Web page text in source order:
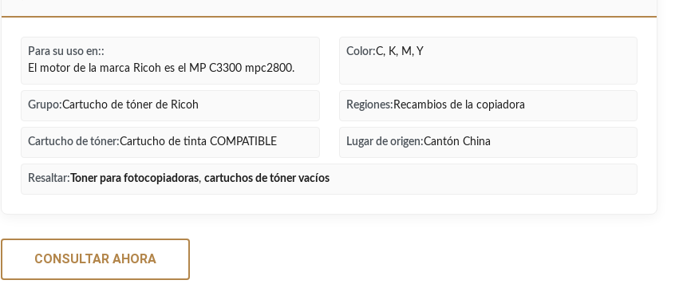
Para su uso en::
El motor de la marca Ricoh es el MP C3300 mpc2800.
Color:C, K, M, Y
Grupo:Cartucho de tóner de Ricoh Regiones: Recambios de la copiadora
Cartucho de tóner:Cartucho de tinta COMPATIBLE Lugar de origen:Cantón China
Resaltar: Toner para fotocopiadoras, cartuchos de tóner vacíos
CONSULTAR AHORA